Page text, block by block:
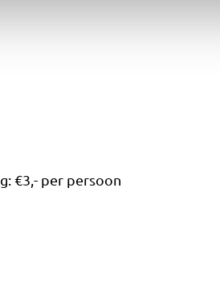
€3,- per persoon